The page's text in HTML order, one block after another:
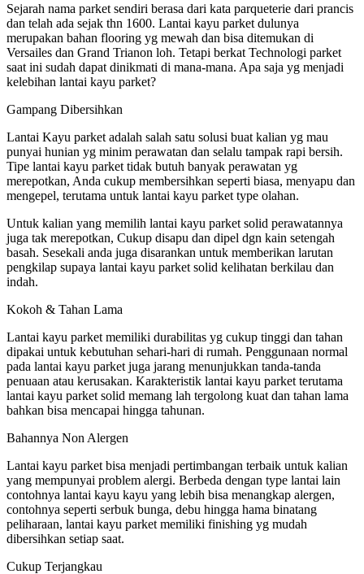
Sejarah nama parket sendiri berasa dari kata parqueterie dari prancis
dan telah ada sejak thn 1600. Lantai kayu parket dulunya
merupakan bahan flooring yg mewah dan bisa ditemukan di
Versailes dan Grand Trianon loh. Tetapi berkat Technologi parket
saat ini sudah dapat dinikmati di mana-mana. Apa saja yg menjadi
kelebihan lantai kayu parket?
Gampang Dibersihkan
Lantai Kayu parket adalah salah satu solusi buat kalian yg mau
punyai hunian yg minim perawatan dan selalu tampak rapi bersih.
Tipe lantai kayu parket tidak butuh banyak perawatan yg
merepotkan, Anda cukup membersihkan seperti biasa, menyapu dan
mengepel, terutama untuk lantai kayu parket type olahan.
Untuk kalian yang memilih lantai kayu parket solid perawatannya
juga tak merepotkan, Cukup disapu dan dipel dgn kain setengah
basah. Sesekali anda juga disarankan untuk memberikan larutan
pengkilap supaya lantai kayu parket solid kelihatan berkilau dan
indah.
Kokoh & Tahan Lama
Lantai kayu parket memiliki durabilitas yg cukup tinggi dan tahan
dipakai untuk kebutuhan sehari-hari di rumah. Penggunaan normal
pada lantai kayu parket juga jarang menunjukkan tanda-tanda
penuaan atau kerusakan. Karakteristik lantai kayu parket terutama
lantai kayu parket solid memang lah tergolong kuat dan tahan lama
bahkan bisa mencapai hingga tahunan.
Bahannya Non Alergen
Lantai kayu parket bisa menjadi pertimbangan terbaik untuk kalian
yang mempunyai problem alergi. Berbeda dengan type lantai lain
contohnya lantai kayu kayu yang lebih bisa menangkap alergen,
contohnya seperti serbuk bunga, debu hingga hama binatang
peliharaan, lantai kayu parket memiliki finishing yg mudah
dibersihkan setiap saat.
Cukup Terjangkau